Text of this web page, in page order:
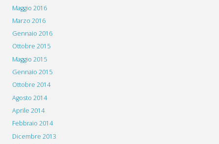
Maggio 2016
Marzo 2016
Gennaio 2016
Ottobre 2015
Maggio 2015
Gennaio 2015
Ottobre 2014
Agosto 2014
Aprile 2014
Febbraio 2014
Dicembre 2013